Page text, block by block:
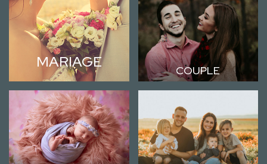
MARIAGE COUPLE